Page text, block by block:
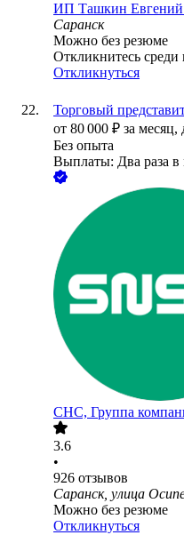
ИП Ташкин Евгений
Саранск
Можно без резюме
Откликнитесь среди
Откликнуться
Торговый
от 80 000 ₽ за месяц,
Без опыта
Выплаты: Два раза в
СНС, Группа
3.6
•
926 отзывов
Саранск, улица
Можно без резюме
Откликнуться